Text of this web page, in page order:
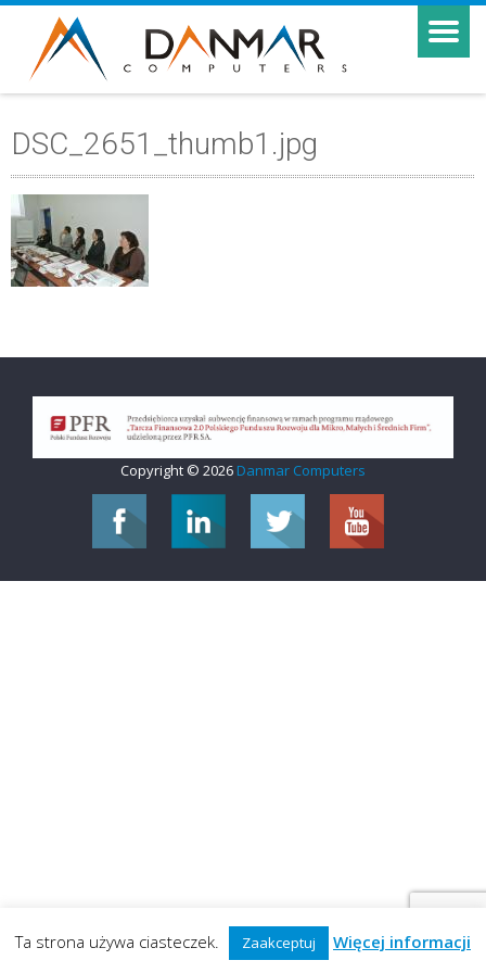
DSC_2651_thumb1.jpg
Copyright © 2026 Danmar Computers
Ta strona używa ciasteczek. Zaakceptuj Więcej informacji